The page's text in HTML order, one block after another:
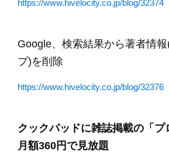
https://www.hivelocity.co.jp/blog/32374
Google、検索結果から著者情
プ)を削除
https://www.hivelocity.co.jp/blog/32376
クックパッドに雑誌掲載の「プ
月額360円で見放題